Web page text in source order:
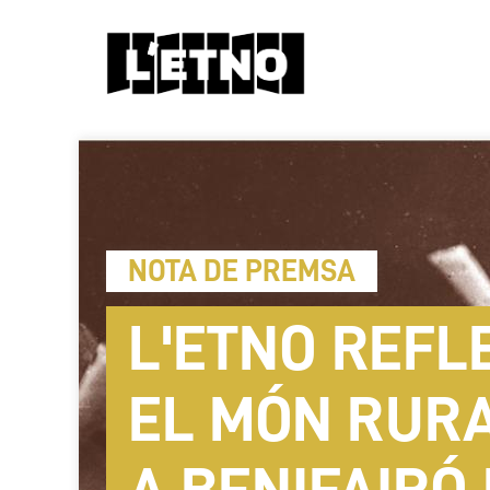
NOTA DE PREMSA
L'ETNO
EL MÓN